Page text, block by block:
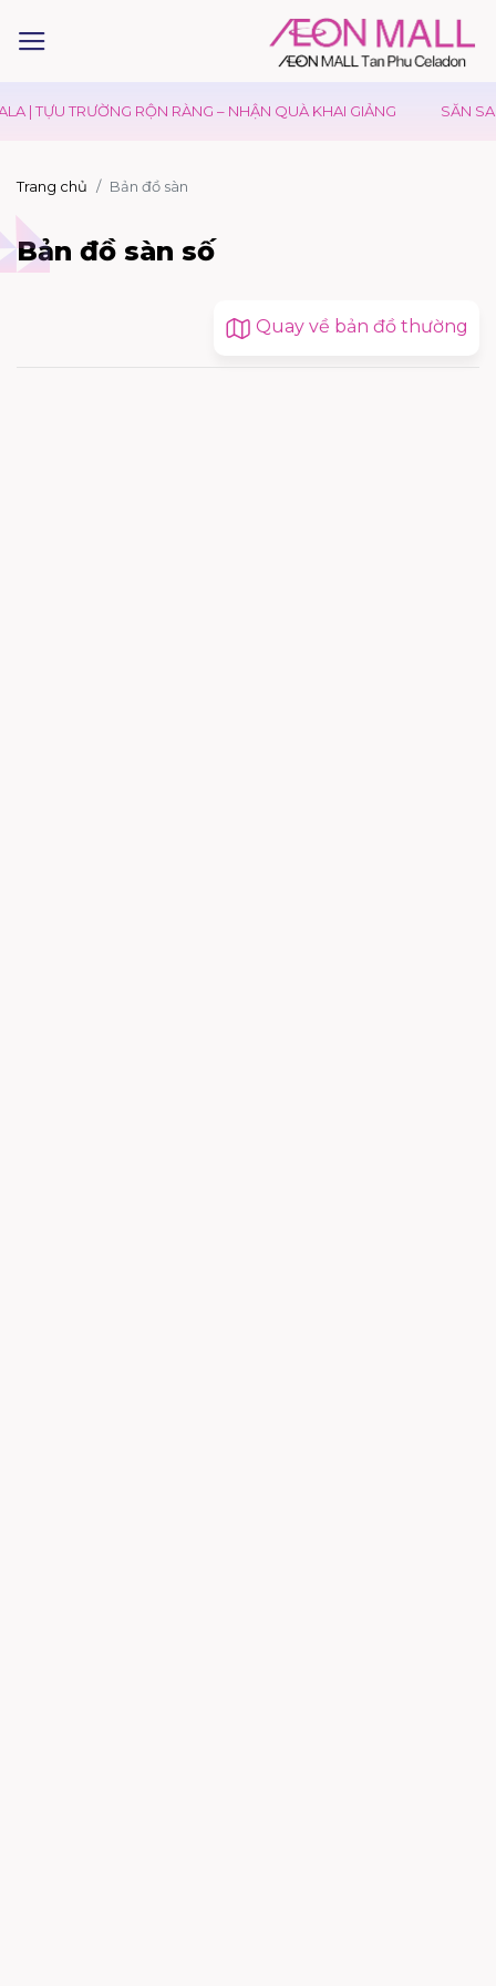
| TỰU TRƯỜNG RỘN RÀNG – NHẬN QUÀ KHAI GIẢNG SĂN
Trang chủ Bản đồ sàn
Bản đồ sàn số
Quay về bản đồ thường